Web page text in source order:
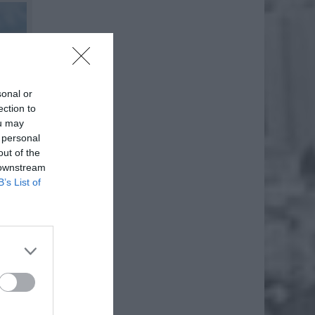
or
to
may
of the
List of